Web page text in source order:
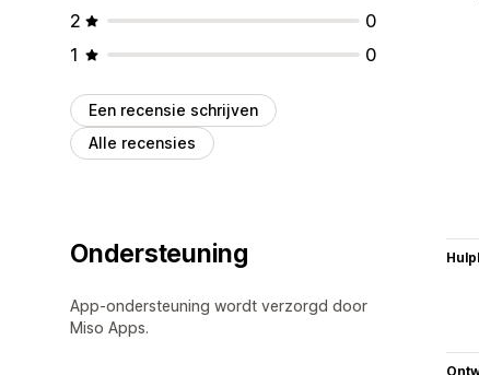
2
0
1
0
Een recensie schrijven
Alle recensies
Ondersteuning
App-ondersteuning wordt verzorgd door
Miso Apps.